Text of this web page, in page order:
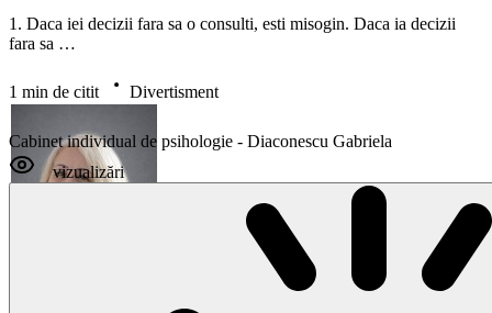
1. Daca iei decizii fara sa o consulti, esti misogin. Daca ia decizii
fara sa …
1 min de citit Divertisment
Cabinet individual de psihologie - Diaconescu Gabriela
vizualizări